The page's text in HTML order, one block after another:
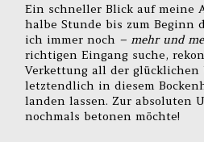
Ein schneller Blick auf meine
halbe Stunde bis zum Beginn
ich immer noch – mehr und
richtigen Eingang suche,
Verkettung all der glücklichen
letztendlich in diesem
landen lassen. Zur absoluten
nochmals betonen möchte!